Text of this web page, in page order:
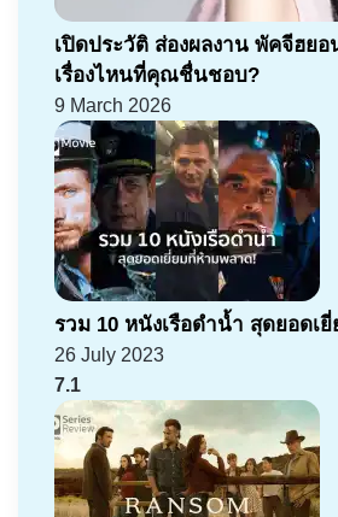
เปิดประวัติ ส่องผลงาน พัคจีฮย
เรื่องไหนที่คุณชื่นชอบ?
9 March 2026
รวม 10 หนังเรือดำน้ำ สุดยอดเ
26 July 2023
7.1